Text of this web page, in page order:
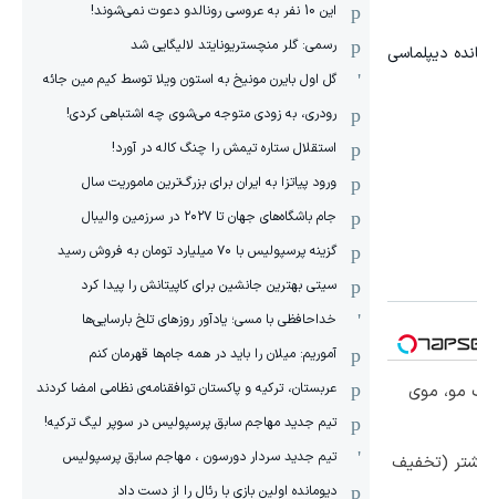
دیپلماسی
مو، موی
(تخفیف
این 10 نفر به عروسی رونالدو دعوت نمی‌شوند!
رسمی: گلر منچستریونایتد لالیگایی شد
گل اول بایرن مونیخ به استون ویلا توسط کیم مین جائه
رودری، به زودی متوجه می‌شوی چه اشتباهی کردی!
استقلال ستاره تیمش را چنگ کاله در آورد!
ورود پیاتزا به ایران برای بزرگ‌ترین ماموریت سال
جام باشگاه‌های جهان تا ۲۰۲۷ در سرزمین والیبال
گزینه پرسپولیس با ۷۰ میلیارد تومان به فروش رسید
سیتی بهترین جانشین برای کاپیتانش را پیدا کرد
خداحافظی با مسی؛ یادآور روزهای تلخ بارسایی‌ها
آموریم: میلان را باید در همه جام‌ها قهرمان کنم
عربستان، ترکیه و پاکستان توافقنامه‌ی نظامی امضا کردند
تیم جدید مهاجم سابق پرسپولیس در سوپر لیگ ترکیه!
تیم جدید سردار دورسون ، مهاجم سابق پرسپولیس
دیومانده اولین بازی با رئال را از دست داد